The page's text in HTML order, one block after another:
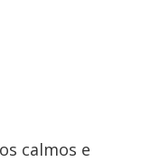
calmos e